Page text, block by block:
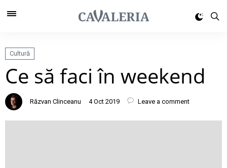
Cultură
Ce să faci în weekend
Răzvan Clinceanu 4 Oct 2019 Leave a comment